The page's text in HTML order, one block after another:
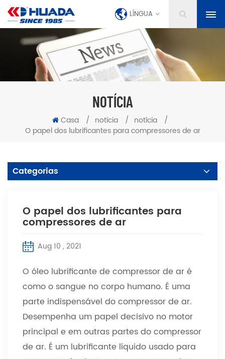
LÍNGUA
NOTÍCIA
Casa / notícia / notícia
/
O papel dos lubrificantes para compressores de ar
Categorias
O papel dos lubrificantes para
compressores de ar
Aug 10 , 2021
O óleo lubrificante de compressor de ar é
como o sangue no corpo humano. É uma
parte indispensável do compressor de ar.
Desempenha um papel decisivo no motor
principal e em outras partes do compressor
de ar. É um lubrificante líquido usado para